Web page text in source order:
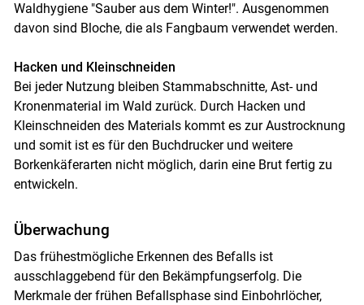
Waldhygiene "Sauber aus dem Winter!". Ausgenommen
davon sind Bloche, die als Fangbaum verwendet werden.
Hacken und Kleinschneiden
Bei jeder Nutzung bleiben Stammabschnitte, Ast- und
Kronenmaterial im Wald zurück. Durch Hacken und
Kleinschneiden des Materials kommt es zur Austrocknung
und somit ist es für den Buchdrucker und weitere
Borkenkäferarten nicht möglich, darin eine Brut fertig zu
entwickeln.
Überwachung
Das frühestmögliche Erkennen des Befalls ist
ausschlaggebend für den Bekämpfungserfolg. Die
Merkmale der frühen Befallsphase sind Einbohrlöcher,